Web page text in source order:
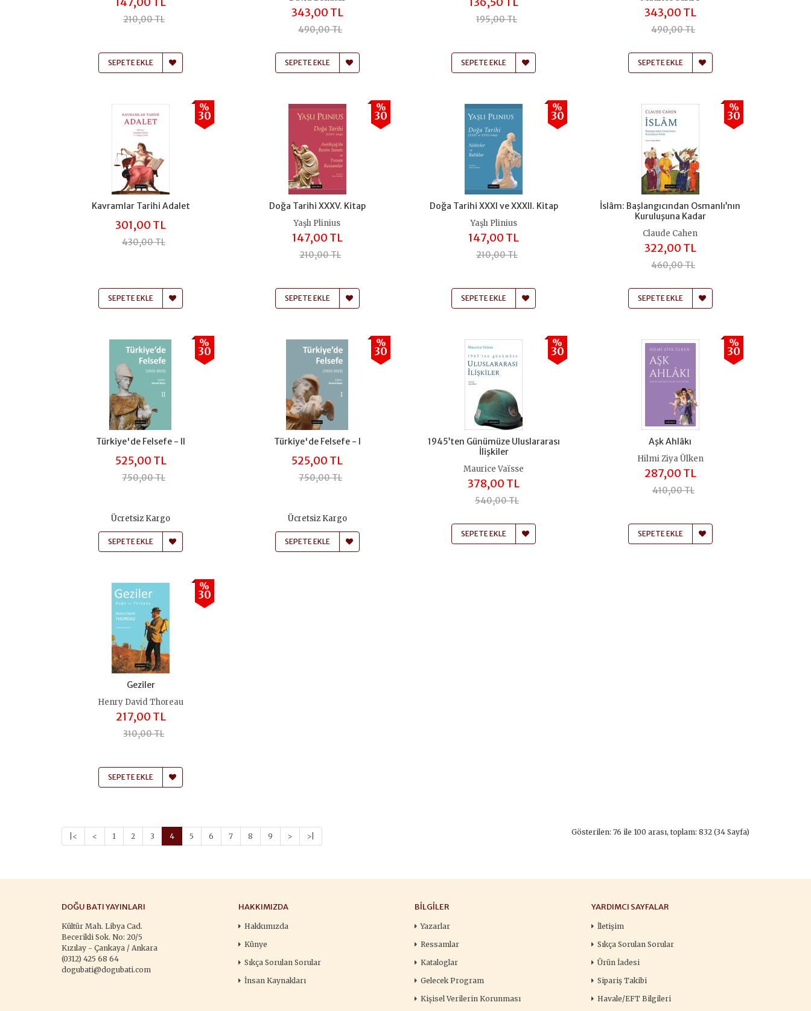
210,00 TL
SEPETE EKLE
343,00 TL
490,00 TL
SEPETE EKLE
195,00 TL
SEPETE EKLE
343,00 TL
490,00 TL
SEPETE EKLE
%
30
Kavramlar Tarihi Adalet
301,00 TL
430,00 TL
SEPETE EKLE
%
30
Doğa Tarihi XXXV. Kitap
Yaşlı Plinius
147,00 TL
210,00 TL
SEPETE EKLE
%
30
Doğa Tarihi XXXI ve XXXII. Kitap
Yaşlı Plinius
147,00 TL
210,00 TL
SEPETE EKLE
%
30
İslâm: Başlangıcından Osmanlı’nın
Kuruluşuna Kadar
Claude Cahen
322,00 TL
460,00 TL
SEPETE EKLE
%
30
Türkiye'de Felsefe - II
525,00 TL
750,00 TL
Ücretsiz Kargo
SEPETE EKLE
%
30
Türkiye'de Felsefe - I
525,00 TL
750,00 TL
Ücretsiz Kargo
SEPETE EKLE
%
30
1945’ten Günümüze Uluslararası
İlişkiler
Maurice Vaïsse
378,00 TL
540,00 TL
SEPETE EKLE
%
30
Aşk Ahlâkı
Hilmi Ziya Ülken
287,00 TL
410,00 TL
SEPETE EKLE
%
30
Geziler
Henry David Thoreau
217,00 TL
310,00 TL
SEPETE EKLE
|< < 1 2 3 4 5 6 7 8 9 > >| Gösterilen: 76 ile 100 arası, toplam: 832 (34 Sayfa)
DOĞU BATI YAYINLARI
Kültür Mah. Libya Cad.
Becerikli Sok. No: 20/5
Kızılay - Çankaya / Ankara
(0312) 425 68 64
dogubati@dogubati.com
HAKKIMIZDA
Hakkımızda
Künye
Sıkça Sorulan Sorular
İnsan Kaynakları
BILGILER
Yazarlar
Ressamlar
Kataloglar
Gelecek Program
Kişisel Verilerin Korunması
YARDIMCI SAYFALAR
İletişim
Sıkça Sorulan Sorular
Ürün İadesi
Sipariş Takibi
Havale/EFT Bilgileri